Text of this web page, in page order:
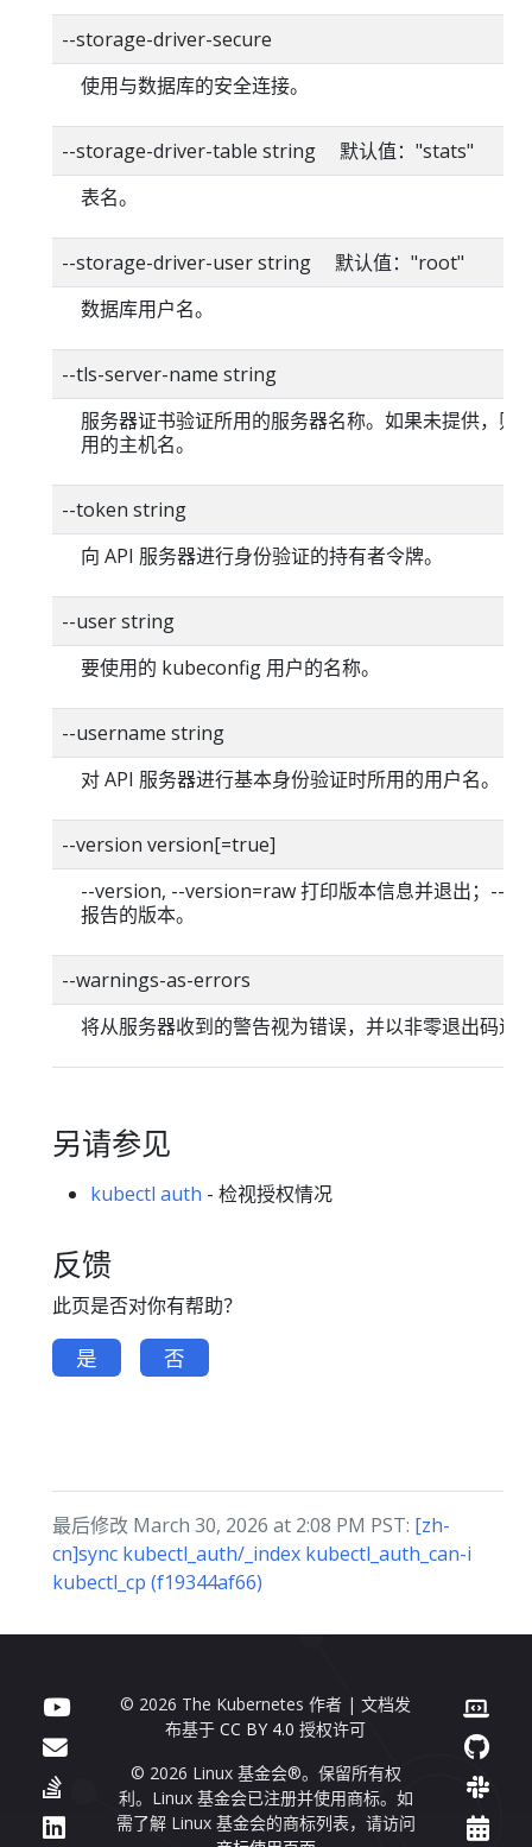
--storage-driver-secure
使用与数据库的安全连接。
--storage-driver-table string 默认值："stats"
表名。
--storage-driver-user string 默认值："root"
数据库用户名。
--tls-server-name string
服务器证书验证所用的服务器名称。如果未提供，则
用的主机名。
--token string
向 API 服务器进行身份验证的持有者令牌。
--user string
要使用的 kubeconfig 用户的名称。
--username string
对 API 服务器进行基本身份验证时所用的用户名。
--version version[=true]
--version, --version=raw 打印版本信息并退出；--
报告的版本。
--warnings-as-errors
将从服务器收到的警告视为错误，并以非零退出码退
另请参见
kubectl auth - 检视授权情况
反馈
此页是否对你有帮助？
是 否
最后修改 March 30, 2026 at 2:08 PM PST: [zh-
cn]sync kubectl_auth/_index kubectl_auth_can-i
kubectl_cp (f19344af66)
© 2026 The Kubernetes 作者 | 文档发
布基于CC BY 4.0 授权许可
© 2026 Linux 基金会®。保留所有权
利。Linux 基金会已注册并使用商标。如
需了解 Linux 基金会的商标列表，请访问